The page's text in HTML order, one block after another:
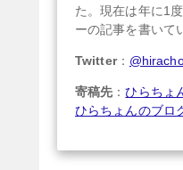
た。現在は年に1
ーの記事を書いて
Twitter：
寄稿先 ：ひらちょ
ひらちょんのブロ